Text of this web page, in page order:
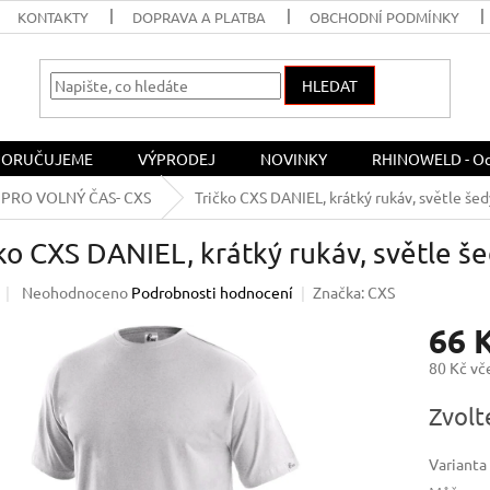
KONTAKTY DOPRAVA A PLATBA OBCHODNÍ PODMÍNKY
HLEDAT
VÝPRODEJ NOVINKY RHINOWELD -
VOLNÝ ČAS- CXS Tričko CXS DANIEL, krátký rukáv, světle
CXS DANIEL, krátký rukáv, světle
Průměrné
hvězdiček.
Neohodnoceno Podrobnosti hodnocení Značka: CXS
66
80 Kč
cena:
Varianta